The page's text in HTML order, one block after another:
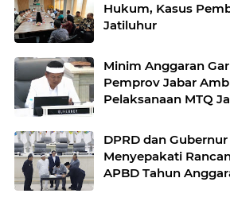
Hukum, Kasus
Jatiluhur
Minim Anggaran
Pemprov Jabar
Pelaksanaan MTQ
DPRD dan
Menyepakati
APBD Tahun